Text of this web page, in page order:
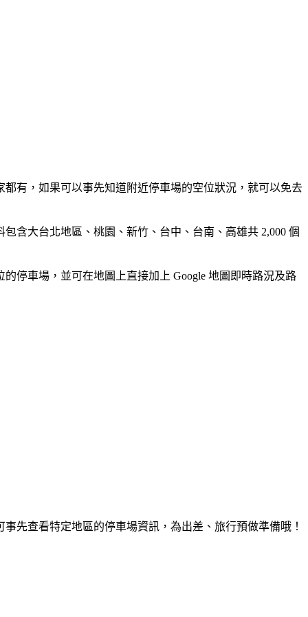
有，如果可以事先知道附近停車場的空位狀況，就可以免去
含大台北地區、桃園、新竹、台中、台南、高雄共 2,000 個
停車場，並可在地圖上直接加上 Google 地圖即時路況及路
先查看特定地區的停車場資訊，為出差、旅行預做準備哦！